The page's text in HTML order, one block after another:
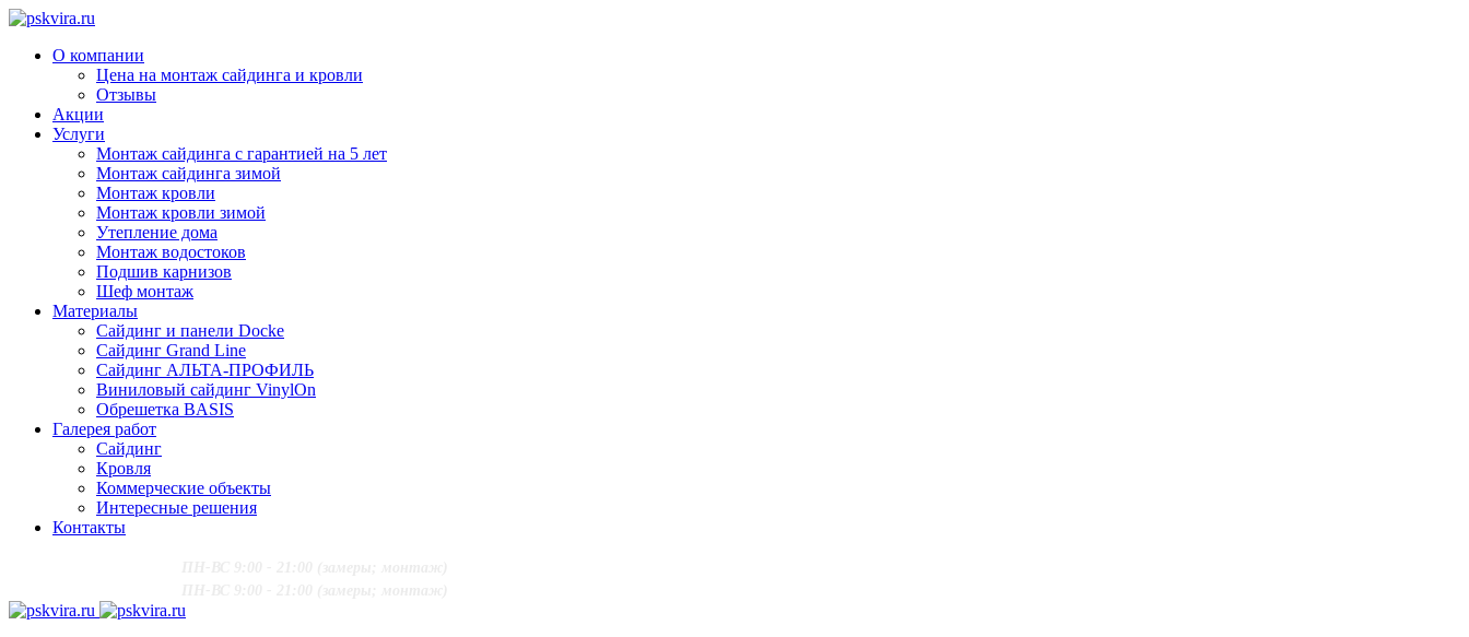
О компании
Цена на монтаж сайдинга и кровли
Отзывы
Акции
Услуги
Монтаж сайдинга с гарантией на 5 лет
Монтаж сайдинга зимой
Монтаж кровли
Монтаж кровли зимой
Утепление дома
Монтаж водостоков
Подшив карнизов
Шеф монтаж
Материалы
Сайдинг и панели Docke
Сайдинг Grand Line
Сайдинг АЛЬТА-ПРОФИЛЬ
Виниловый сайдинг VinylOn
Обрешетка BASIS
Галерея работ
Сайдинг
Кровля
Коммерческие объекты
Интересные решения
Контакты